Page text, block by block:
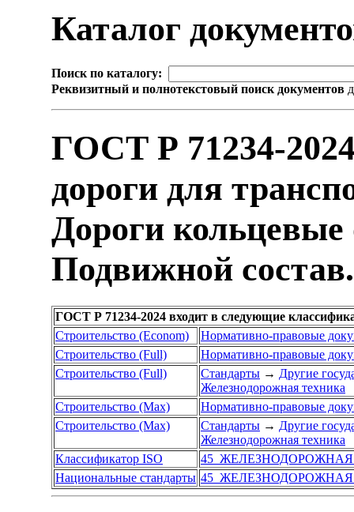
Каталог
Поиск по каталогу:
Реквизитный и полнотекстовый поиск документов
ГОСТ Р 71234-
дороги для
Дороги
Подвижной
ГОСТ Р 71234-2024 входит в следующие
Строительство (Econom)
Нормативно-правовые
Строительство (Full)
Нормативно-правовые
Строительство (Full)
Стандарты → Другие
Железнодорожная техника
Строительство (Max)
Нормативно-правовые
Строительство (Max)
Стандарты → Другие
Железнодорожная техника
Классификатор ISO
45
Национальные стандарты 45